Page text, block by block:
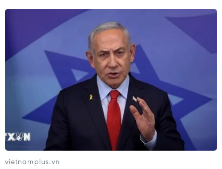
Hải quân Singapore cử tàu đổ bộ RSS Resolution
lớp Endurance và tàu khu trục RSS Supreme lớp
Formidable tham gia một loạt các cuộc diễn tập
cơ động và liên lạc ở vùng biển xung quanh
quần đảo Riau, Batam và Singkep, cùng với 6
tàu của Hải quân Mỹ và Indonesia./.
(TTXVN/Vietnam+)
vietnamplus.vn